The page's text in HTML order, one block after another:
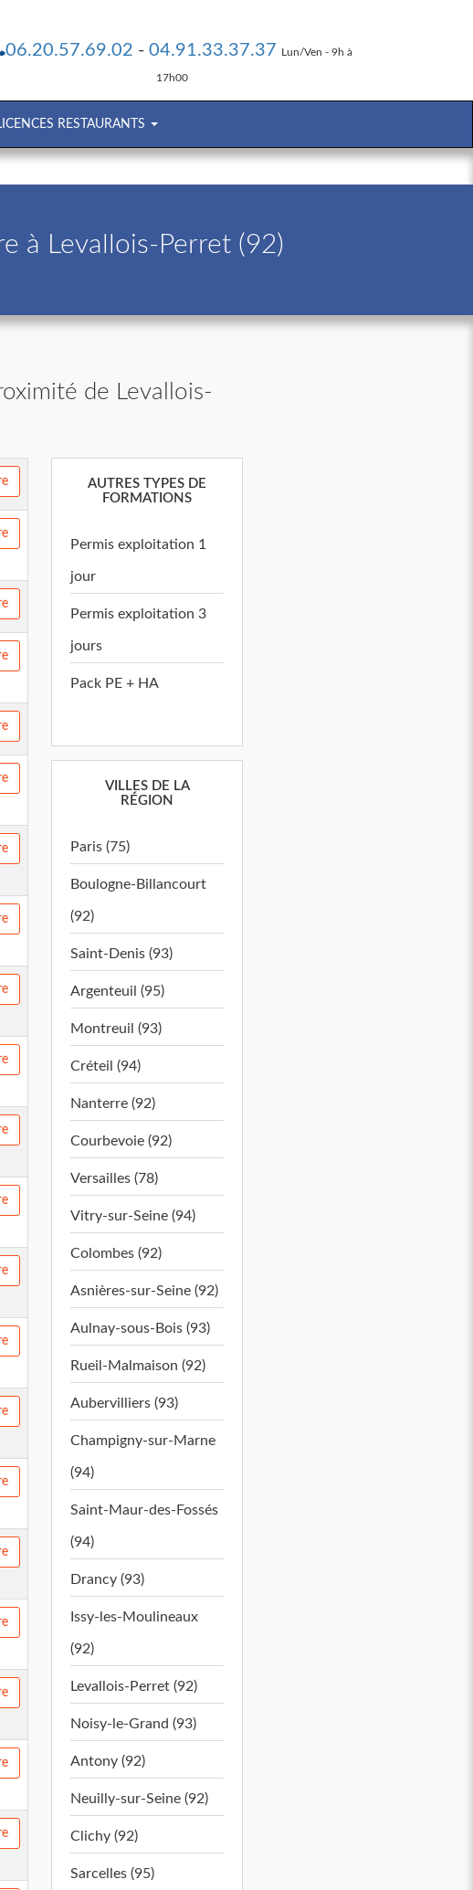
06.20.57.69.02 - 04.91.33.37.37 Lun/Ven - 9h à
17h00
RESTAURANTS
à Levallois-Perret (92)
de Levallois-
AUTRES TYPES DE
FORMATIONS
Permis exploitation 1
jour
Permis exploitation 3
jours
Pack PE + HA
VILLES DE LA
RÉGION
Paris (75)
Boulogne-Billancourt
(92)
Saint-Denis (93)
Argenteuil (95)
Montreuil (93)
Créteil (94)
Nanterre (92)
Courbevoie (92)
Versailles (78)
Vitry-sur-Seine (94)
Colombes (92)
Asnières-sur-Seine (92)
Aulnay-sous-Bois (93)
Rueil-Malmaison (92)
Aubervilliers (93)
Champigny-sur-Marne
(94)
Saint-Maur-des-Fossés
(94)
Drancy (93)
Issy-les-Moulineaux
(92)
Levallois-Perret (92)
Noisy-le-Grand (93)
Antony (92)
Neuilly-sur-Seine (92)
Clichy (92)
Sarcelles (95)